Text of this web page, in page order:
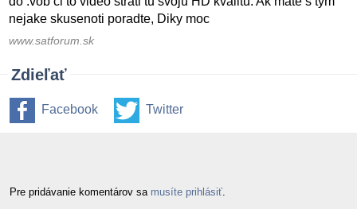
nejake skusenoti poradte, Diky moc
www.satforum.sk
Zdieľať
Facebook Twitter
Pre pridávanie komentárov sa musíte prihlásiť